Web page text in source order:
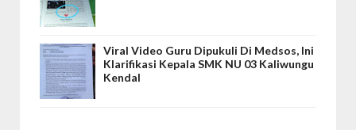
Viral Video Guru Dipukuli Di Medsos, Ini
Klarifikasi Kepala SMK NU 03 Kaliwungu
Kendal